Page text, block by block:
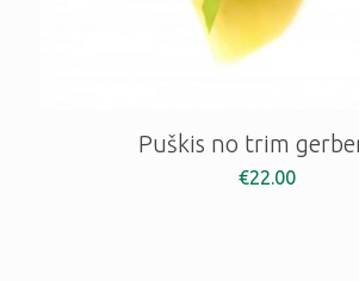
Puškis no trim
€22.00